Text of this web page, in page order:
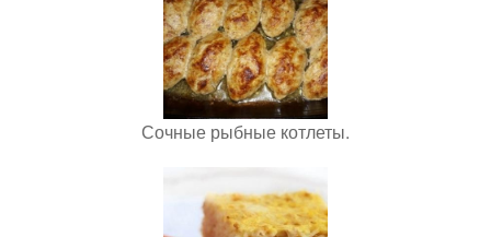
Сочные рыбные котлеты.